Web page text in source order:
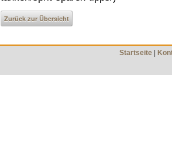
Zurück zur Übersicht
Startseite|